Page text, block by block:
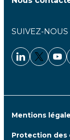
SUIVEZ-NOUS
Linkedin -
Twitter
Mentions
Protection des